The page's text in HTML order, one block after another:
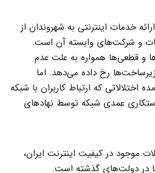
خدمات اینترنتی به شهروندان از
و شرکت‌های وابسته آن است.
و قطعی‌ها همواره به علت عدم
رخ داده می‌دهد. اما
که ارتباط کاربران با شبکه
عمدی شبکه توسط نهادهای
موجود در کیفیت اینترنت ایران،
در دولت‌های گذشته است.